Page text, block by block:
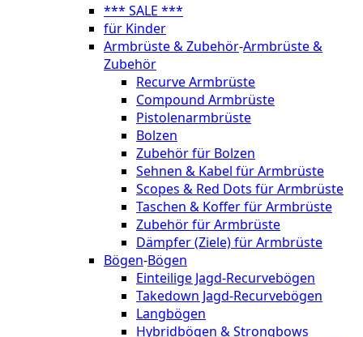
*** SALE ***
für Kinder
Armbrüste & Zubehör-Armbrüste &
Zubehör
Recurve Armbrüste
Compound Armbrüste
Pistolenarmbrüste
Bolzen
Zubehör für Bolzen
Sehnen & Kabel für Armbrüste
Scopes & Red Dots für Armbrüste
Taschen & Koffer für Armbrüste
Zubehör für Armbrüste
Dämpfer (Ziele) für Armbrüste
Bögen-Bögen
Einteilige Jagd-Recurvebögen
Takedown Jagd-Recurvebögen
Langbögen
Hybridbögen & Strongbows